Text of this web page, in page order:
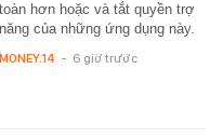
toàn hơn hoặc và tắt quyền trợ
năng của những ứng dụng này.
MONEY.14 - 6 giờ trước